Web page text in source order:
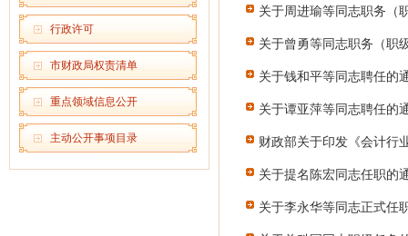
行政许可
市财政局权责清单
重点领域信息公开
主动公开事项目录
关于周进瑜等同志职务（
关于曾勇等同志职务（职
关于钱和平等同志聘任的
关于谭亚萍等同志聘任的
财政部关于印发《会计行
关于提名陈宏同志任职的
关于李永华等同志正式任